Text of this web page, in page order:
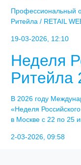
Профессиональный
Ритейла / RETAIL
19-03-2026, 12:10
Неделя
Ритейла
В 2026 году
«Неделя
в Москве с 22 по 25
2-03-2026, 09:58